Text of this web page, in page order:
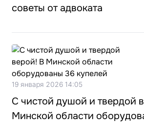
советы от адвоката
19 января 2026 14:05
С чистой душой и твердой
Минской области